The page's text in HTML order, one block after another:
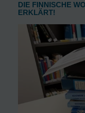
DIE FINNISCHE
ERKLÄRT!